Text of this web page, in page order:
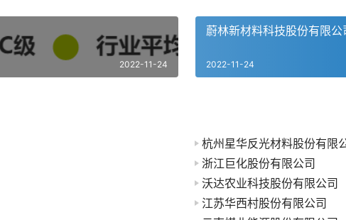
2022-11-24
蔚林新材料科技股份有限公
2022-11-24
杭州星华反光材料股份有限
浙江巨化股份有限公司
沃达农业科技股份有限公司
江苏华西村股份有限公司